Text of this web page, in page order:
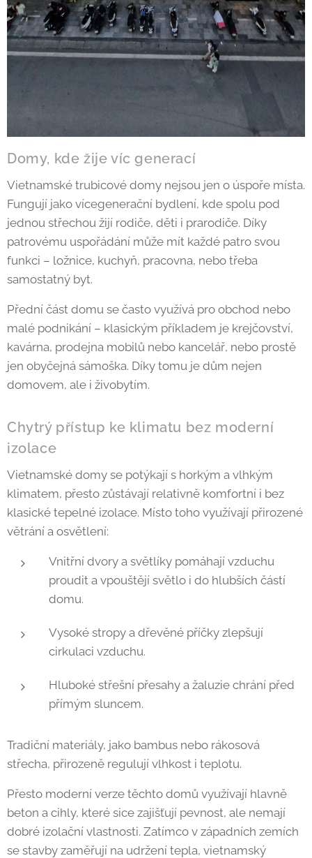
Domy, kde žije víc generací
Vietnamské trubicové domy nejsou jen o úspoře místa.
Fungují jako vícegenerační bydlení, kde spolu pod
jednou střechou žijí rodiče, děti i prarodiče. Díky
patrovému uspořádání může mít každé patro svou
funkci – ložnice, kuchyň, pracovna, nebo třeba
samostatný byt.
Přední část domu se často využívá pro obchod nebo
malé podnikání – klasickým příkladem je krejčovství,
kavárna, prodejna mobilů nebo kancelář, nebo prostě
jen obyčejná sámoška. Díky tomu je dům nejen
domovem, ale i živobytím.
Chytrý přístup ke klimatu bez moderní
izolace
Vietnamské domy se potýkají s horkým a vlhkým
klimatem, přesto zůstávají relativně komfortní i bez
klasické tepelné izolace. Místo toho využívají přirozené
větrání a osvětlení:
Vnitřní dvory a světlíky pomáhají vzduchu
proudit a vpouštějí světlo i do hlubších částí
domu.
Vysoké stropy a dřevěné příčky zlepšují
cirkulaci vzduchu.
Hluboké střešní přesahy a žaluzie chrání před
přímým sluncem.
Tradiční materiály, jako bambus nebo rákosová
střecha, přirozeně regulují vlhkost i teplotu.
Přesto moderní verze těchto domů využívají hlavně
beton a cihly, které sice zajišťují pevnost, ale nemají
dobré izolační vlastnosti. Zatímco v západních zemích
se stavby zaměřují na udržení tepla, vietnamský